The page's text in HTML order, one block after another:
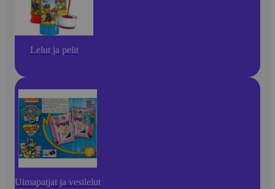
Lelut ja pelit
Uimapatjat ja vesilelut